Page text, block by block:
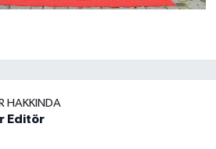
HAKKINDA
Editör